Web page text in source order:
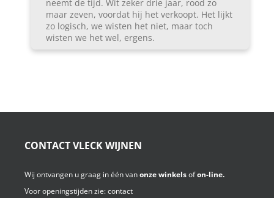
neemt de tijd. Wit zeker drie jaar, rood zo
maar zeven, voordat hij het verkoopt. Het lijkt
zo logisch, we wisten het niet, maar toch
wisten we het wel, ergens.
CONTACT VLECK WIJNEN
Wij ontvangen u graag in één vanonze winkelsofon-line.
Voor openingstijden zie:contact